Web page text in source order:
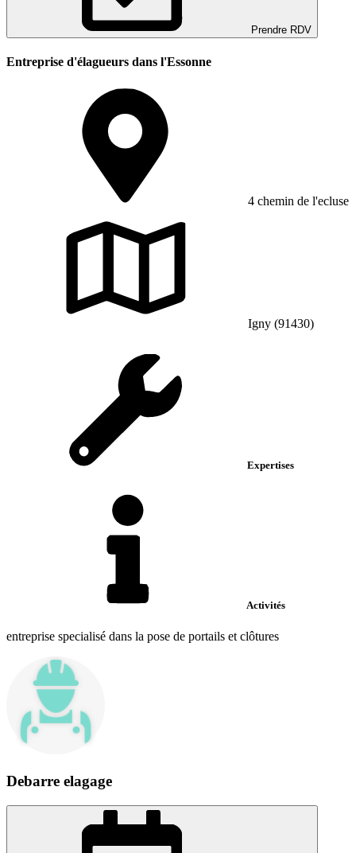
Prendre RDV
Entreprise d'élagueurs dans l'Essonne
4 chemin de l'ecluse
Igny (91430)
Expertises
Activités
entreprise specialisé dans la pose de portails et clôtures
Debarre elagage